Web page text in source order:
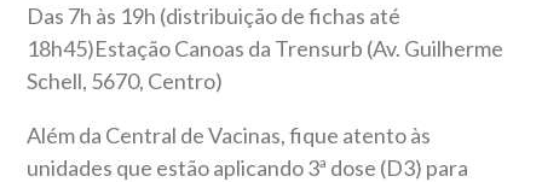
Das 7h às 19h (distribuição de fichas até
18h45)Estação Canoas da Trensurb (Av. Guilherme
Schell, 5670, Centro)
Além da Central de Vacinas, fique atento às
unidades que estão aplicando 3ª dose (D3) para